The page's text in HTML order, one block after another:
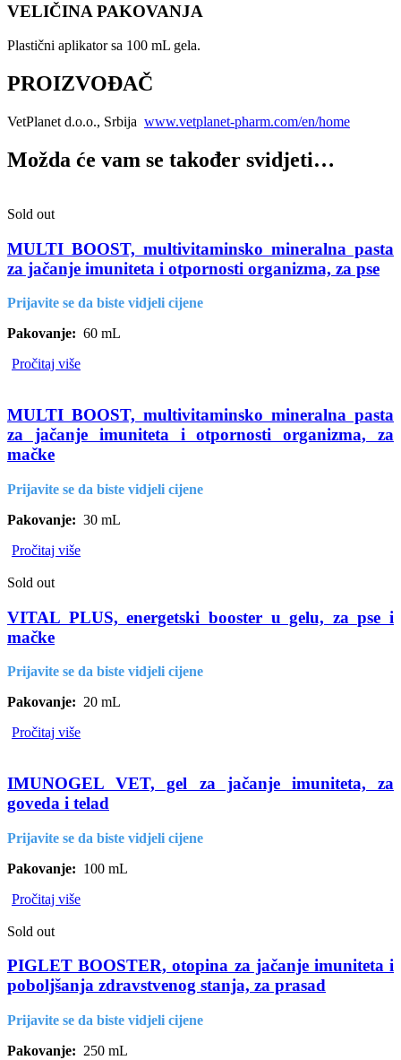
VELIČINA PAKOVANJA
Plastični aplikator sa 100 mL gela.
PROIZVOĐAČ
VetPlanet d.o.o., Srbija www.vetplanet-pharm.com/en/home
Možda će vam se također svidjeti…
Sold out
MULTI BOOST, multivitaminsko mineralna pasta
za jačanje imuniteta i otpornosti organizma, za pse
Prijavite se da biste vidjeli cijene
Pakovanje: 60 mL
Pročitaj više
MULTI BOOST, multivitaminsko mineralna pasta
za jačanje imuniteta i otpornosti organizma, za
mačke
Prijavite se da biste vidjeli cijene
Pakovanje: 30 mL
Pročitaj više
Sold out
VITAL PLUS, energetski booster u gelu, za pse i
mačke
Prijavite se da biste vidjeli cijene
Pakovanje: 20 mL
Pročitaj više
IMUNOGEL VET, gel za jačanje imuniteta, za
goveda i telad
Prijavite se da biste vidjeli cijene
Pakovanje: 100 mL
Pročitaj više
Sold out
PIGLET BOOSTER, otopina za jačanje imuniteta i
poboljšanja zdravstvenog stanja, za prasad
Prijavite se da biste vidjeli cijene
Pakovanje: 250 mL